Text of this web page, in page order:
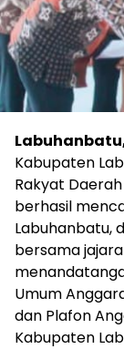
Kabupaten
Rakyat
berhasil
Labuhanbatu,
bersama
Umum
dan Plafon
Kabupaten